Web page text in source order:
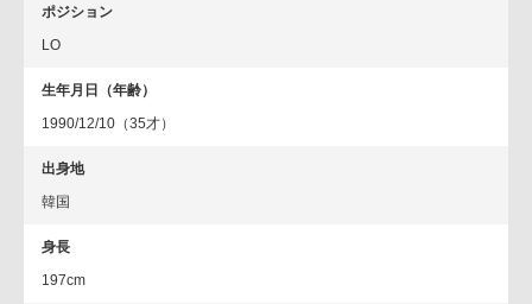
ポジション
LO
生年月日（年齢）
1990/12/10（35才）
出身地
韓国
身長
197cm